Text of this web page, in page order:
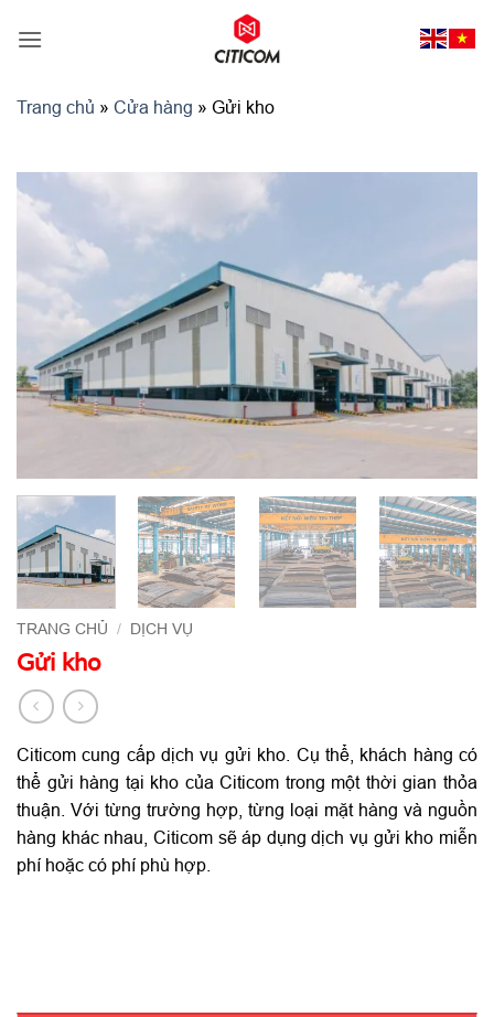
qua
Trang chủ » Cửa hàng » Gửi kho
TRANG CHỦ / DỊCH VỤ
Gửi kho
Citicom cung cấp dịch vụ gửi kho. Cụ thể, khách hàng có
thể gửi hàng tại kho của Citicom trong một thời gian thỏa
thuận. Với từng trường hợp, từng loại mặt hàng và nguồn
hàng khác nhau, Citicom sẽ áp dụng dịch vụ gửi kho miễn
phí hoặc có phí phù hợp.